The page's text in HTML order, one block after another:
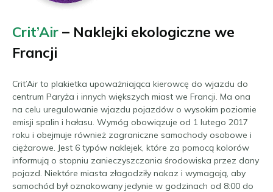
Crit’Air – Naklejki ekologiczne we
Francji
Crit’Air to plakietka upoważniająca kierowcę do wjazdu do
centrum Paryża i innych większych miast we Francji. Ma ona
na celu uregulowanie wjazdu pojazdów o wysokim poziomie
emisji spalin i hałasu. Wymóg obowiązuje od 1 lutego 2017
roku i obejmuje również zagraniczne samochody osobowe i
ciężarowe. Jest 6 typów naklejek, które za pomocą kolorów
informują o stopniu zanieczyszczania środowiska przez dany
pojazd. Niektóre miasta złagodziły nakaz i wymagają, aby
samochód był oznakowany jedynie w godzinach od 8:00 do